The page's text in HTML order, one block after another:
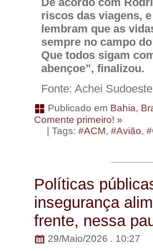
riscos das viagens,
lembram que as
sempre no campo
Que todos sigam
abençoe”, finalizou.
Fonte: Achei Sudoeste
Publicado em Bahia,
Comente primeiro! »
| Tags: #ACM, #Avião,
Políticas
insegurança
frente, nessa
29/Maio/2026 . 10:27